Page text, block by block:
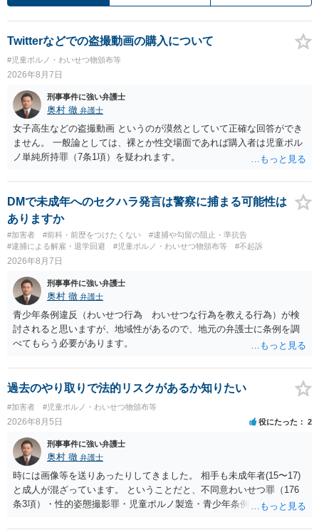
Twitterなどでの盗撮動画の購入について
#児童ポルノ・わいせつ物頒布等
2026年8月7日
刑事事件に強い弁護士
奥村 徹 弁護士
女子高生などの盗撮動画 というのが漠然としていて正確な回答ができ
ません。 一般論としては、裸とか性交場面であれば購入者は児童ポル
ノ単純所持罪（7条1項）を疑われます。
DMで未成年へのセクハラ発言は警察に捕まる可能性は
ありますか
#加害者 #前科・前歴をつけたくない
#逮捕や勾留の阻止・準抗告
#逮捕による解雇・退学回避
#児童ポルノ・わいせつ物頒布等 #不起訴
2026年8月7日
刑事事件に強い弁護士
奥村 徹 弁護士
青少年条例違反（わいせつ行為 わいせつな行為を教える行為）が検
討されると思いますが、地域性があるので、地元の弁護士に条例を調
べてもらう必要があります。
過去のやり取りで法的リスクがあるか知りたい
#加害者 #児童ポルノ・わいせつ物頒布等
2026年8月5日 役にたった 2
刑事事件に強い弁護士
奥村 徹 弁護士
時には画像等を送りあったりしてきました。 相手も未成年者(15〜17)
と成人が混ざっています。 ということだと、不同意わいせつ罪（176
条3項）・性的姿態撮影罪・児童ポルノ製造・青少年条例違反（わいせ